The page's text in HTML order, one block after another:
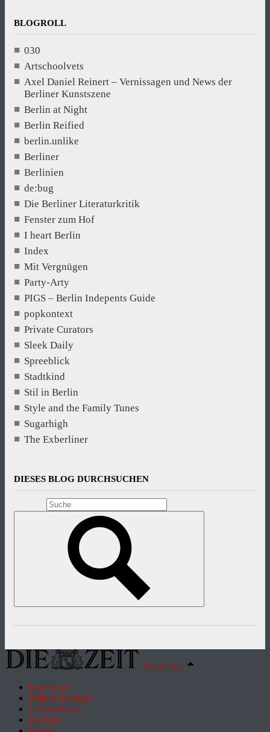
BLOGROLL
030
Artschoolvets
Axel Daniel Reinert – Vernissagen und News der
Berliner Kunstszene
Berlin at Night
Berlin Reified
berlin.unlike
Berliner
Berlinien
de:bug
Die Berliner Literaturkritik
Fenster zum Hof
I heart Berlin
Index
Mit Vergnügen
Party-Arty
PIGS – Berlin Indepents Guide
popkontext
Private Curators
Sleek Daily
Spreeblick
Stadtkind
Stil in Berlin
Style and the Family Tunes
Sugarhigh
The Exberliner
DIESES BLOG DURCHSUCHEN
Nach oben
Impressum
Hilfe & Kontakt
Unternehmen
Karriere